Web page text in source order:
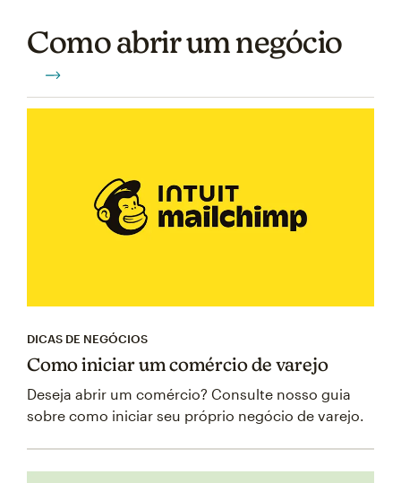
Como abrir um negócio
DICAS DE NEGÓCIOS
Como iniciar um comércio de varejo
Deseja abrir um comércio? Consulte nosso guia
sobre como iniciar seu próprio negócio de varejo.